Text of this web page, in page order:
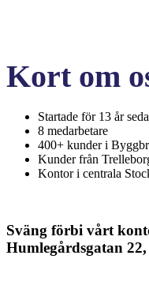
Kort om
Startade för 13 år
8 medarbetare
400+ kunder i
Kunder från
Kontor i centrala
Sväng förbi vårt
Humlegårdsgatan